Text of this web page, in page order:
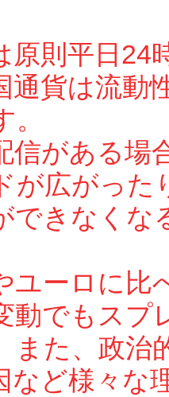
原則平日24
通貨は流動
信がある
が広がった
できなくな
ユーロに
動でもスプ
また、政治
など様々な